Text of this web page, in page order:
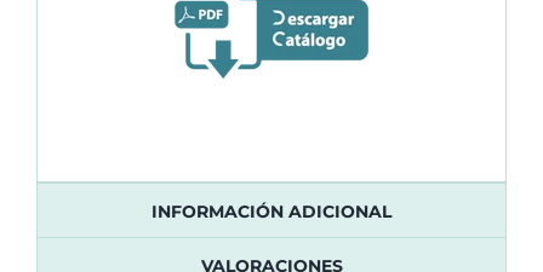
INFORMACIÓN ADICIONAL
VALORACIONES